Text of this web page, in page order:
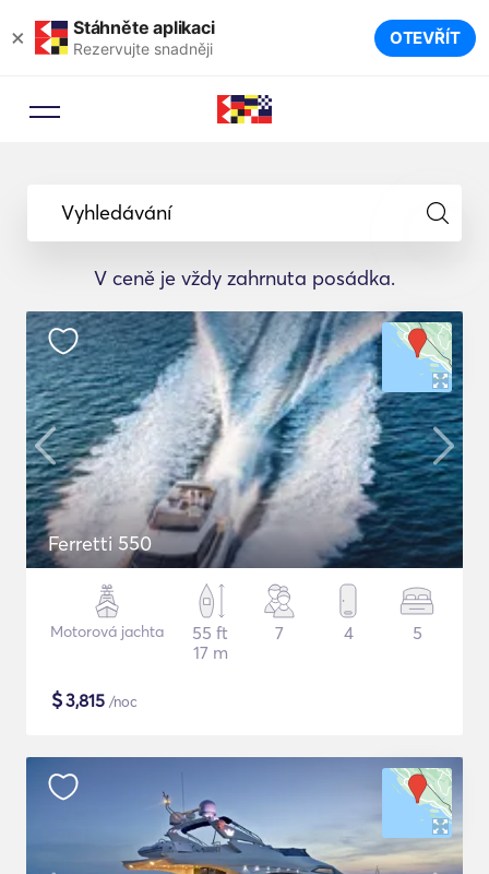
× Stáhněte aplikaci
Rezervujte snadněji OTEVŘÍT
Vyhledávání
V ceně je vždy zahrnuta posádka.
Ferretti 550
Motorová jachta
55 ft
17 m
7 4 5
$3,815 /noc